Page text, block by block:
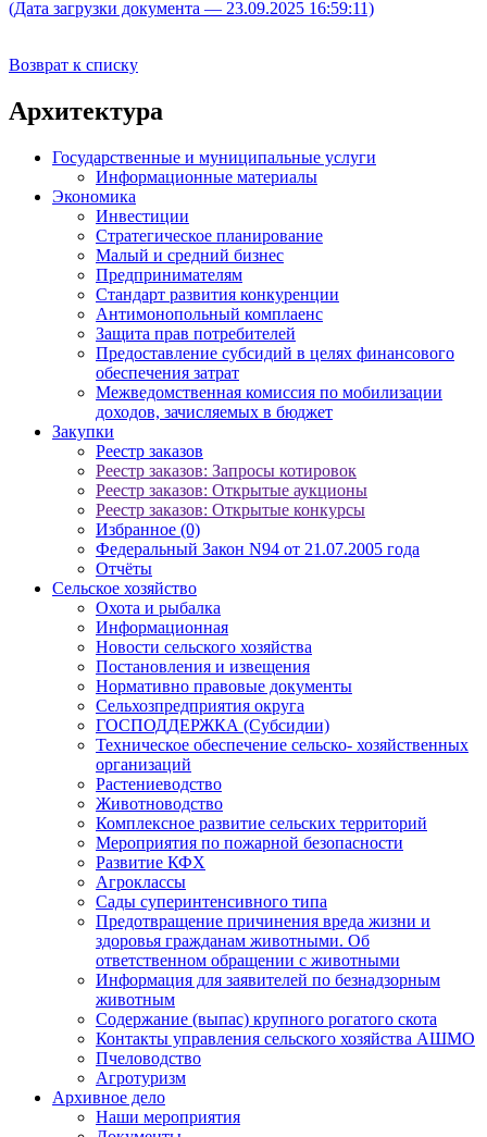
(Дата загрузки документа — 23.09.2025 16:59:11)
Возврат к списку
Архитектура
Государственные и муниципальные услуги
Информационные материалы
Экономика
Инвестиции
Стратегическое планирование
Малый и средний бизнес
Предпринимателям
Стандарт развития конкуренции
Антимонопольный комплаенс
Защита прав потребителей
Предоставление субсидий в целях финансового
обеспечения затрат
Межведомственная комиссия по мобилизации
доходов, зачисляемых в бюджет
Закупки
Реестр заказов
Реестр заказов: Запросы котировок
Реестр заказов: Открытые аукционы
Реестр заказов: Открытые конкурсы
Избранное (0)
Федеральный Закон N94 от 21.07.2005 года
Отчёты
Сельское хозяйство
Охота и рыбалка
Информационная
Новости сельского хозяйства
Постановления и извещения
Нормативно правовые документы
Сельхозпредприятия округа
ГОСПОДДЕРЖКА (Субсидии)
Техническое обеспечение сельско- хозяйственных
организаций
Растениеводство
Животноводство
Комплексное развитие сельских территорий
Мероприятия по пожарной безопасности
Развитие КФХ
Агроклассы
Сады суперинтенсивного типа
Предотвращение причинения вреда жизни и
здоровья гражданам животными. Об
ответственном обращении с животными
Информация для заявителей по безнадзорным
животным
Содержание (выпас) крупного рогатого скота
Контакты управления сельского хозяйства АШМО
Пчеловодство
Агротуризм
Архивное дело
Наши мероприятия